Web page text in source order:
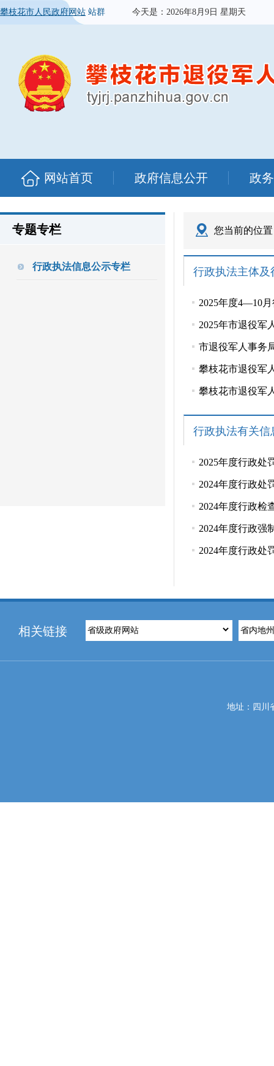
攀枝花市人民政府网站 站群 今天是： 2026年8月9日 星期天
网站首页 政府信息公开 政
专题专栏
行政执法信息公示专栏
您当前的位
行政执法主体
2025年度4—10
2025年市退役军
市退役军人事务
攀枝花市退役军
攀枝花市退役军
行政执法有关信
2025年度行政处
2024年度行政处
2024年度行政检
2024年度行政强
2024年度行政处
相关链接
地址：四川